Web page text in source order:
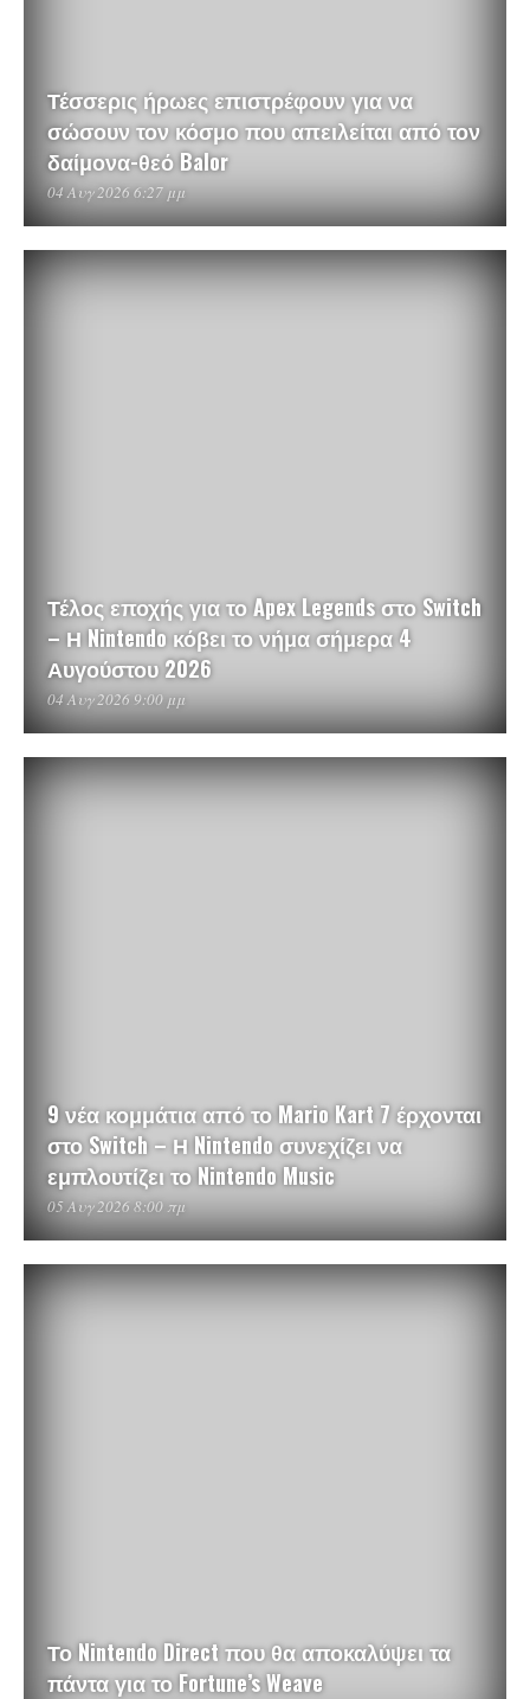
Τέσσερις ήρωες επιστρέφουν για να
σώσουν τον κόσμο που απειλείται από τον
δαίμονα-θεό Balor
04 Αυγ 2026 6:27 μμ
Τέλος εποχής για το Apex Legends στο Switch
– Η Nintendo κόβει το νήμα σήμερα 4
Αυγούστου 2026
04 Αυγ 2026 9:00 μμ
9 νέα κομμάτια από το Mario Kart 7 έρχονται
στο Switch – Η Nintendo συνεχίζει να
εμπλουτίζει το Nintendo Music
05 Αυγ 2026 8:00 πμ
Το Nintendo Direct που θα αποκαλύψει τα
πάντα για το Fortune’s Weave